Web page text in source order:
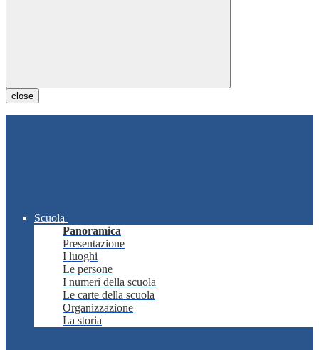
close
Scuola
Panoramica
Presentazione
I luoghi
Le persone
I numeri della scuola
Le carte della scuola
Organizzazione
La storia